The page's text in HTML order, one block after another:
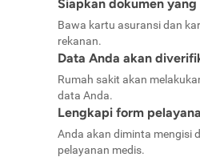
Siapkan dokumen
Bawa kartu asuransi dan
rekanan.
Data Anda akan
Rumah sakit akan
data Anda.
Lengkapi form
Anda akan diminta mengisi
pelayanan medis.